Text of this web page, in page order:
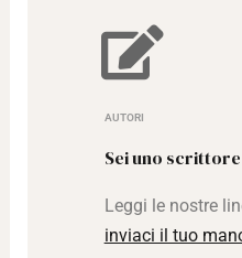
AUTORI
Sei uno scrittore
Leggi le nostre
inviaci il tuo